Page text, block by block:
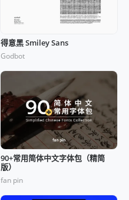
得意黑 Smiley Sans
Godbot
90+常用简体中文字体包（精简
版）
fan pin